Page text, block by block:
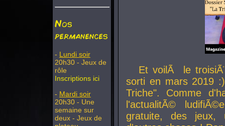
Nos
permanences
- Lundi soir
20h30 - Jeux de
rôle
Inscriptions ici
- Mardi soir
20h30 - Une
semaine sur
deux - Jeux de
Et voilÃ le
sorti en mars 2019
Triche". Comme
l'actualitÃ©
gratuite, des jeux,